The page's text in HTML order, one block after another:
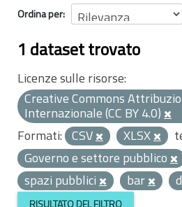
Ordina per
1 dataset trovato
Licenze sulle risorse:
Creative Commons
Internazionale (CC BY 4.0)
Formati: CSV XLSX
Governo e settore pubblico
spazi pubblici
bar